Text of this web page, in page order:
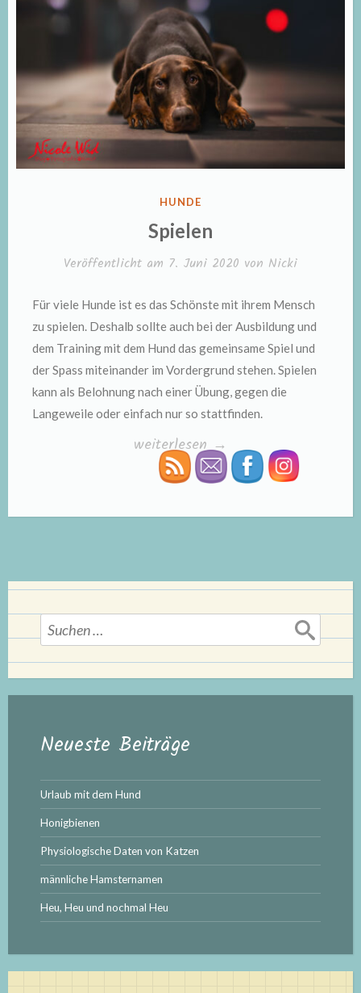
VERÖFFENTLICHT
IN
HUNDE
Spielen
Veröffentlicht am 7. Juni 2020 von Nicki
Für viele Hunde ist es das Schönste mit ihrem Mensch
zu spielen. Deshalb sollte auch bei der Ausbildung und
dem Training mit dem Hund das gemeinsame Spiel und
der Spass miteinander im Vordergrund stehen. Spielen
kann als Belohnung nach einer Übung, gegen die
Langeweile oder einfach nur so stattfinden.
„Spielen“
weiterlesen→
Suchen
nach:
Neueste Beiträge
Urlaub mit dem Hund
Honigbienen
Physiologische Daten von Katzen
männliche Hamsternamen
Heu, Heu und nochmal Heu